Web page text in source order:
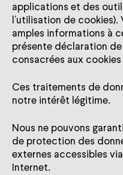
applications et des
l’utilisation de
amples informations à
présente déclaration
consacrées aux
Ces traitements de
notre intérêt légitime.
Nous ne pouvons
de protection des
externes accessibles
Internet.